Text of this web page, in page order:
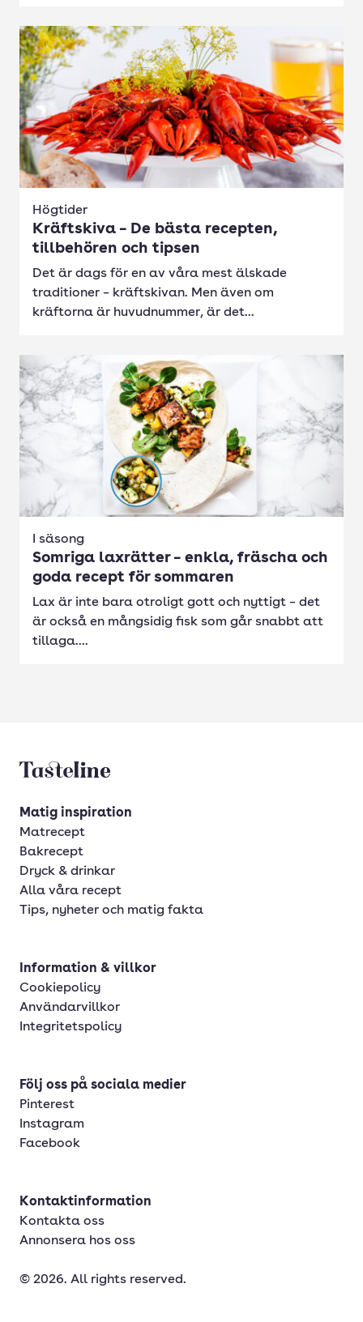
Högtider
Kräftskiva – De bästa recepten,
tillbehören och tipsen
Det är dags för en av våra mest älskade
traditioner – kräftskivan. Men även om
kräftorna är huvudnummer, är det...
I säsong
Somriga laxrätter – enkla, fräscha och
goda recept för sommaren
Lax är inte bara otroligt gott och nyttigt – det
är också en mångsidig fisk som går snabbt att
tillaga....
Tasteline startsida
Matig inspiration
Matrecept
Bakrecept
Dryck & drinkar
Alla våra recept
Tips, nyheter och matig fakta
Information & villkor
Cookiepolicy
Användarvillkor
Integritetspolicy
Följ oss på sociala medier
Pinterest
Instagram
Facebook
Kontaktinformation
Kontakta oss
Annonsera hos oss
© 2026. All rights reserved.